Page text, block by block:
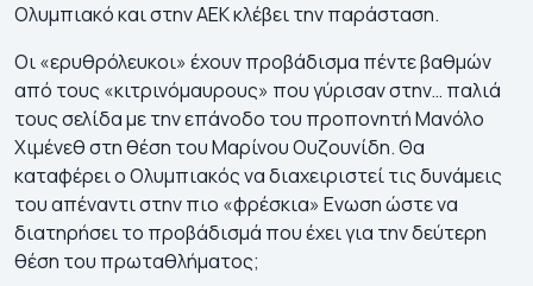
Ολυμπιακό και στην ΑΕΚ κλέβει την παράσταση.
Οι «ερυθρόλευκοι» έχουν προβάδισμα πέντε βαθμών
από τους «κιτρινόμαυρους» που γύρισαν στην… παλιά
τους σελίδα με την επάνοδο του προπονητή Μανόλο
Χιμένεθ στη θέση του Μαρίνου Ουζουνίδη. Θα
καταφέρει ο Ολυμπιακός να διαχειριστεί τις δυνάμεις
του απέναντι στην πιο «φρέσκια» Ενωση ώστε να
διατηρήσει το προβάδισμά που έχει για την δεύτερη
θέση του πρωταθλήματος;